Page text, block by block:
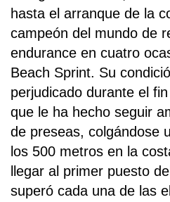
hasta el arranque de la
campeón del mundo de
endurance en cuatro
Beach Sprint. Su
perjudicado durante el
que le ha hecho seguir
de preseas, colgándose
los 500 metros en la
llegar al primer puesto
superó cada una de las